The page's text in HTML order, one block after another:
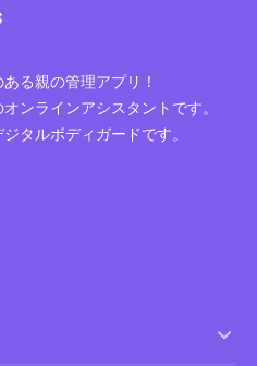
る親の管理アプリ！
ンラインアシスタントです。
タルボディガードです。